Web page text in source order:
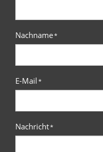
Nachname*
E-Mail*
Nachricht*